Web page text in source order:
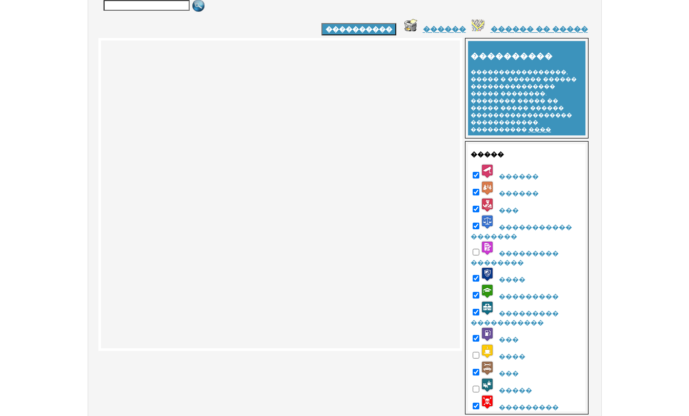
������ ������ �� �����
����������
�����������������,
����� � ������ ������
���������������
����� ��������.
�������� ����� ��
����� ����� ������
������������������
������������.
���������� ����
�����
������
������
���
�����������
�������
���������
��������
����
���������
���������
�����������
���
����
���
�����
���������